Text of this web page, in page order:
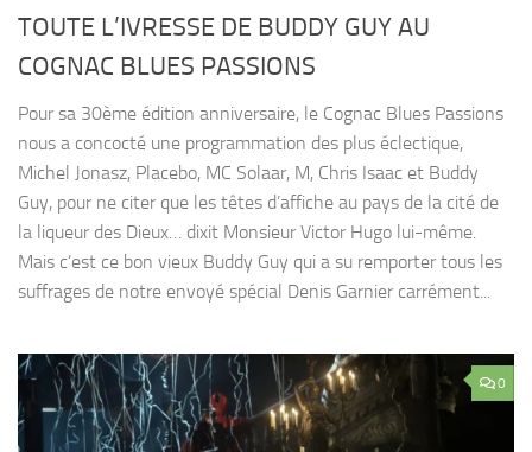
TOUTE L’IVRESSE DE BUDDY GUY AU
COGNAC BLUES PASSIONS
Pour sa 30ème édition anniversaire, le Cognac Blues Passions
nous a concocté une programmation des plus éclectique,
Michel Jonasz, Placebo, MC Solaar, M, Chris Isaac et Buddy
Guy, pour ne citer que les têtes d’affiche au pays de la cité de
la liqueur des Dieux… dixit Monsieur Victor Hugo lui-même.
Mais c’est ce bon vieux Buddy Guy qui a su remporter tous les
suffrages de notre envoyé spécial Denis Garnier carrément...
0